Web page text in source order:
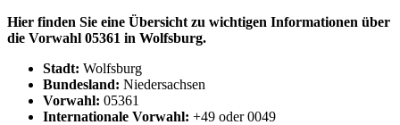
Hier finden Sie eine Übersicht zu wichtigen Informationen über
die Vorwahl 05361 in Wolfsburg.
Stadt: Wolfsburg
Bundesland: Niedersachsen
Vorwahl: 05361
Internationale Vorwahl: +49 oder 0049